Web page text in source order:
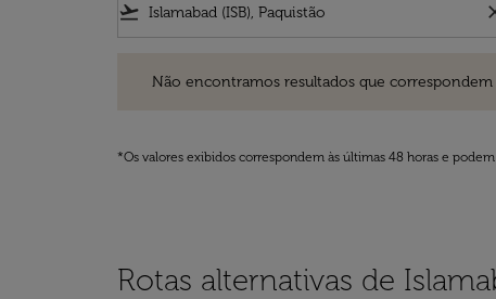
flight_takeoff
Não encontramos resultados que
*Os valores exibidos correspondem às últimas 48 horas e
Rotas alternativas de